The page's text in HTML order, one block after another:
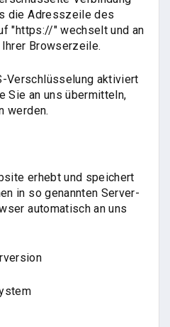
die Adresszeile des
"https://" wechselt und an
Browserzeile.
Verschlüsselung aktiviert
Sie an uns übermitteln,
werden.
erhebt und speichert
in so genannten Server-
automatisch an uns